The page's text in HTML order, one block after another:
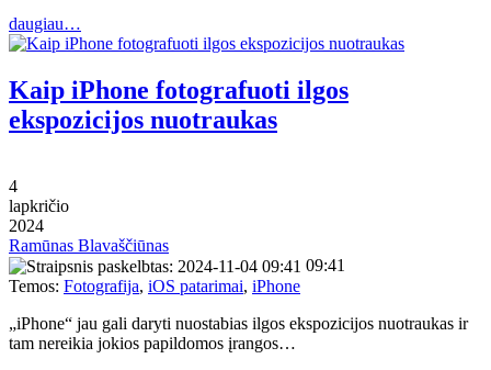
daugiau…
Kaip iPhone fotografuoti ilgos
ekspozicijos nuotraukas
4
lapkričio
2024
Ramūnas Blavaščiūnas
09:41
Temos: Fotografija, iOS patarimai, iPhone
„iPhone“ jau gali daryti nuostabias ilgos ekspozicijos nuotraukas ir
tam nereikia jokios papildomos įrangos…